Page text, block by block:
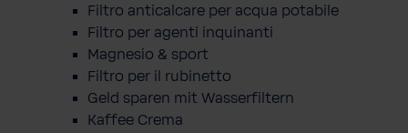
Filtro anticalcare per acqua potabile
Filtro per agenti inquinanti
Magnesio & sport
Filtro per il rubinetto
Geld sparen mit Wasserfiltern
Kaffee Crema